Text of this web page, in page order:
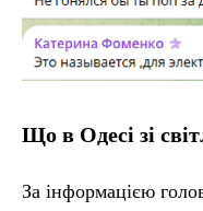
Що в Одесі зі
За інформацією